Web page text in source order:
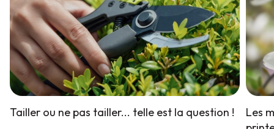
Tailler ou ne pas tailler... telle est la question !
Les